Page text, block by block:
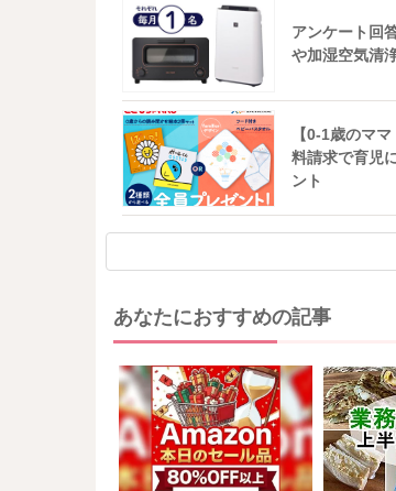
アンケート回
や加湿空気清
【0-1歳のマ
料請求で育児
ント
あなたにおすすめの記事